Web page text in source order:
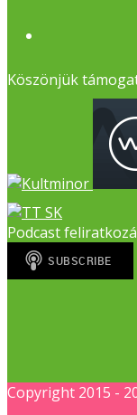
Köszönjük
Podcast
Copyright 2015 -